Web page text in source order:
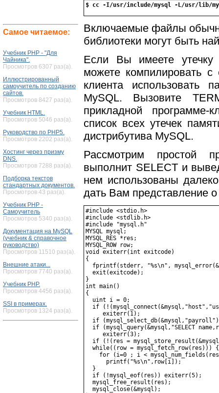
Самое читаемое:
Учебник PHP - "Для
Чайника".
Просмотров 6307 раз(а).
Иллюстрированный
самоучитель по созданию
сайтов.
Просмотров 8427 раз(а).
Учебник HTML.
Просмотров 5046 раз(а).
Руководство по PHP5.
Просмотров 2202 раз(а).
Хостинг через призму
DNS.
Просмотров 7288 раз(а).
Подборка текстов
стандартных документов.
Просмотров 43 раз(а).
Учебник PHP -
Самоучитель
Просмотров 5340 раз(а).
Документация на MySQL
(учебник & справочное
руководство)
Просмотров 11510 раз(а).
Внешние атаки...
Просмотров 7740 раз(а).
Учебник PHP.
Просмотров 4456 раз(а).
SSI в примерах.
Просмотров 1324 раз(а).
$ cc -I/usr/include/mysql -L/usr/lib/
Включаемые файлы
библиотеки могут быть
Если Вы имеете
можете компилировать с
клиента использовать
MySQL. Вызовите
прикладной
список всех утечек
дистрибутива MySQL.
Рассмотрим простой
выполнит SELECT и
нем использованы
дать Вам представление
#include <stdio.h>
#include <stdlib.h>
#include "mysql.h"
MYSQL mysql;
MYSQL_RES *res;
MYSQL_ROW row;
void exiterr(int exitcode)
{
fprintf(stderr, "%s\n",
  exit(exitcode);
}
int main()
{
  uint i = 0;
if
     exiterr(1);
if
if (mysql_query(&mysql,"SELECT
     exiterr(3);
if (!(res =
  while((row = mysql_fetch_row(res))) {
for (i=0 ; i <
      printf("%s\n",row[i]);
  }
  if (!mysql_eof(res)) exiterr(5);
  mysql_free_result(res);
  mysql_close(&mysql);